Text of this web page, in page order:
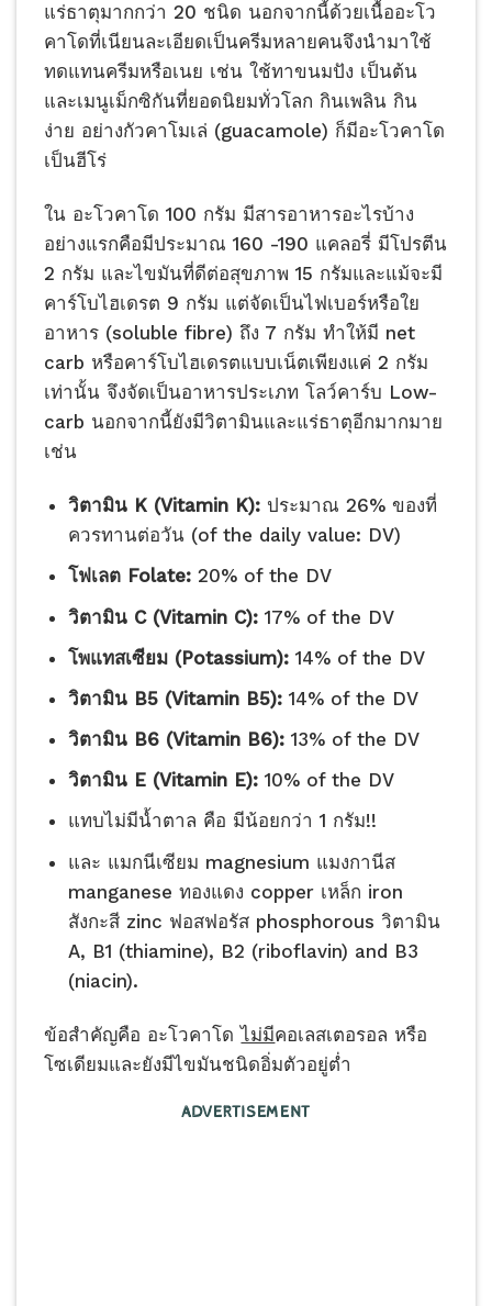
แร่ธาตุมากกว่า 20 ชนิด นอกจากนี้ด้วยเนื้ออะโว
คาโดที่เนียนละเอียดเป็นครีมหลายคนจึงนำมาใช้
ทดแทนครีมหรือเนย เช่น ใช้ทาขนมปัง เป็นต้น
และเมนูเม็กซิกันที่ยอดนิยมทั่วโลก กินเพลิน กิน
ง่าย อย่างกัวคาโมเล่ (guacamole) ก็มีอะโวคาโด
เป็นฮีโร่
ใน อะโวคาโด 100 กรัม มีสารอาหารอะไรบ้าง
อย่างแรกคือมีประมาณ 160 -190 แคลอรี่ มีโปรตีน
2 กรัม และไขมันที่ดีต่อสุขภาพ 15 กรัมและแม้จะมี
คาร์โบไฮเดรต 9 กรัม แต่จัดเป็นไฟเบอร์หรือใย
อาหาร (soluble fibre) ถึง 7 กรัม ทำให้มี net
carb หรือคาร์โบไฮเดรตแบบเน็ตเพียงแค่ 2 กรัม
เท่านั้น จึงจัดเป็นอาหารประเภท โลว์คาร์บ Low-
carb นอกจากนี้ยังมีวิตามินและแร่ธาตุอีกมากมาย
เช่น
วิตามิน K (Vitamin K): ประมาณ 26% ของที่
ควรทานต่อวัน (of the daily value: DV)
โฟเลต Folate: 20% of the DV
วิตามิน C (Vitamin C): 17% of the DV
โพแทสเซียม (Potassium): 14% of the DV
วิตามิน B5 (Vitamin B5): 14% of the DV
วิตามิน B6 (Vitamin B6): 13% of the DV
วิตามิน E (Vitamin E): 10% of the DV
แทบไม่มีน้ำตาล คือ มีน้อยกว่า 1 กรัม!!
และ แมกนีเซียม magnesium แมงกานีส
manganese ทองแดง copper เหล็ก iron
สังกะสี zinc ฟอสฟอรัส phosphorous วิตามิน
A, B1 (thiamine), B2 (riboflavin) and B3
(niacin).
ข้อสำคัญคือ อะโวคาโดไม่มีคอเลสเตอรอล หรือ
โซเดียมและยังมีไขมันชนิดอิ่มตัวอยู่ต่ำ
ADVERTISEMENT